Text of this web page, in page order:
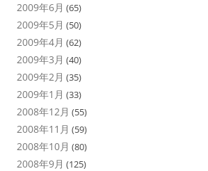
2009年6月 (65)
2009年5月 (50)
2009年4月 (62)
2009年3月 (40)
2009年2月 (35)
2009年1月 (33)
2008年12月 (55)
2008年11月 (59)
2008年10月 (80)
2008年9月 (125)